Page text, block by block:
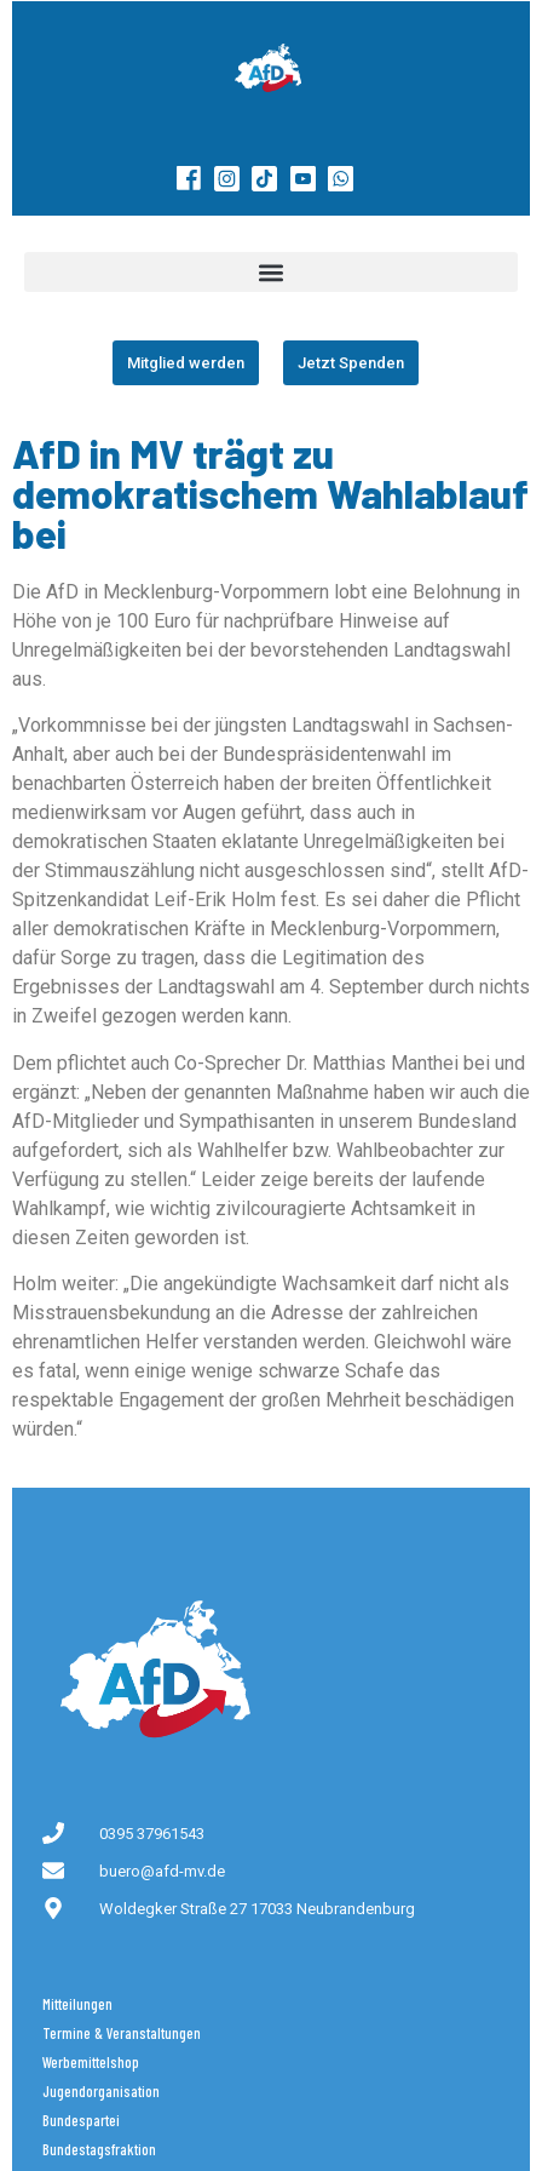
Mitglied werden Jetzt Spenden
AfD in MV trägt zu
demokratischem Wahlablauf
bei
Die AfD in Mecklenburg-Vorpommern lobt eine Belohnung in
Höhe von je 100 Euro für nachprüfbare Hinweise auf
Unregelmäßigkeiten bei der bevorstehenden Landtagswahl
aus.
„Vorkommnisse bei der jüngsten Landtagswahl in Sachsen-
Anhalt, aber auch bei der Bundespräsidentenwahl im
benachbarten Österreich haben der breiten Öffentlichkeit
medienwirksam vor Augen geführt, dass auch in
demokratischen Staaten eklatante Unregelmäßigkeiten bei
der Stimmauszählung nicht ausgeschlossen sind“, stellt AfD-
Spitzenkandidat Leif-Erik Holm fest. Es sei daher die Pflicht
aller demokratischen Kräfte in Mecklenburg-Vorpommern,
dafür Sorge zu tragen, dass die Legitimation des
Ergebnisses der Landtagswahl am 4. September durch nichts
in Zweifel gezogen werden kann.
Dem pflichtet auch Co-Sprecher Dr. Matthias Manthei bei und
ergänzt: „Neben der genannten Maßnahme haben wir auch die
AfD-Mitglieder und Sympathisanten in unserem Bundesland
aufgefordert, sich als Wahlhelfer bzw. Wahlbeobachter zur
Verfügung zu stellen.“ Leider zeige bereits der laufende
Wahlkampf, wie wichtig zivilcouragierte Achtsamkeit in
diesen Zeiten geworden ist.
Holm weiter: „Die angekündigte Wachsamkeit darf nicht als
Misstrauensbekundung an die Adresse der zahlreichen
ehrenamtlichen Helfer verstanden werden. Gleichwohl wäre
es fatal, wenn einige wenige schwarze Schafe das
respektable Engagement der großen Mehrheit beschädigen
würden.“
0395 37961543
buero@afd-mv.de
Woldegker Straße 27 17033 Neubrandenburg
Mitteilungen
Termine & Veranstaltungen
Werbemittelshop
Jugendorganisation
Bundespartei
Bundestagsfraktion